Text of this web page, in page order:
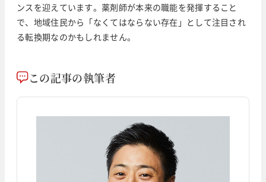
ンスを迎えています。薬剤師が本来の職能を発揮すること
で、地域住民から「なくてはならない存在」として注目され
る転換期なのかもしれません。
この記事の執筆者